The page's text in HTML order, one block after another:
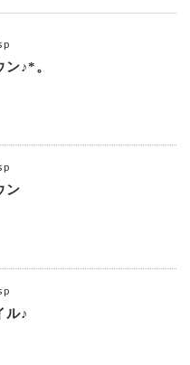
♪*。
ン
ル♪